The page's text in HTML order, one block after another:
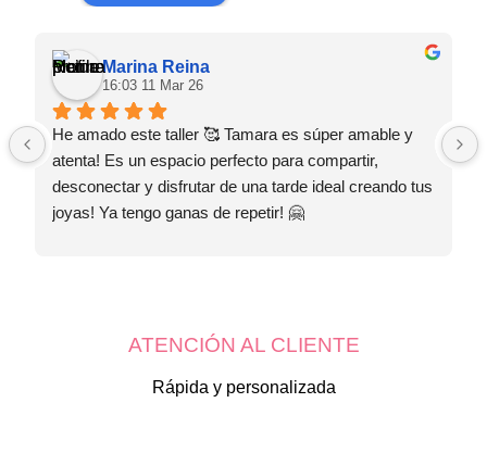
página
de
producto
Marina Reina
16:03 11 Mar 26
He amado este taller 🥰 Tamara es súper amable y
atenta! Es un espacio perfecto para compartir,
desconectar y disfrutar de una tarde ideal creando tus
joyas! Ya tengo ganas de repetir! 🤗
ATENCIÓN AL CLIENTE
Rápida y personalizada